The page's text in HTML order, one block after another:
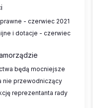
- czerwiec 2021
i dotacje - czerwiec
będą mocniejsze
nie przewodniczący
reprezentanta rady